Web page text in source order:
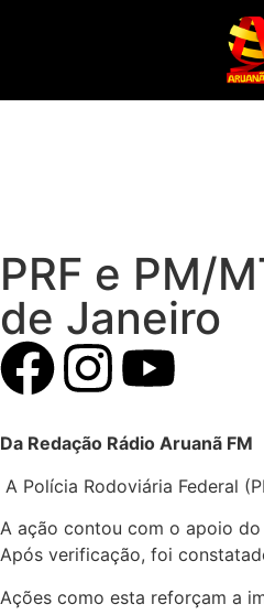
PRF e PM/
de Janeiro
Da Redação Rádio Aruanã FM
A Polícia Rodoviária Federal
A ação contou com o apoio
Após verificação, foi
Ações como esta reforçam a